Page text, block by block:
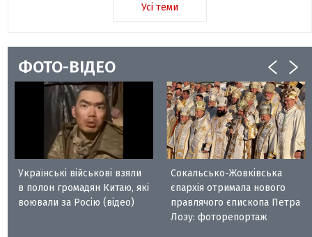
Усі теми
ФОТО-ВІДЕО
Українські військові взяли
в полон громадян Китаю, які
воювали за Росію (відео)
Сокальсько-Жовківська
єпархія отримала нового
правлячого єпископа Петра
Лозу: фоторепортаж